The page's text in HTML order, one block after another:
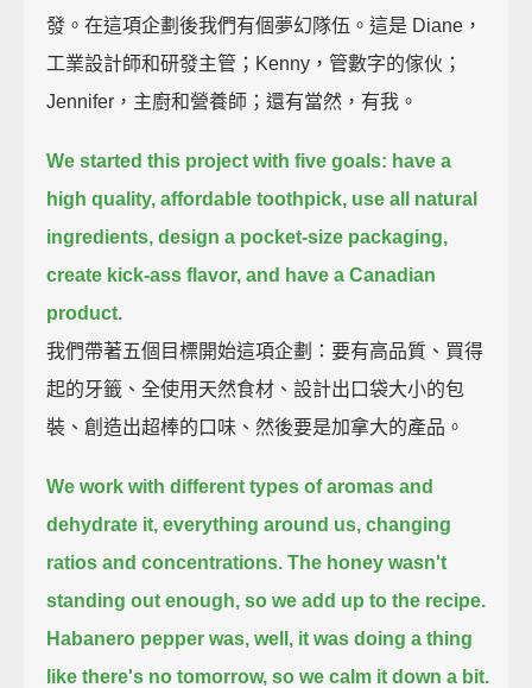
發。在這項企劃後我們有個夢幻隊伍。這是 Diane，
工業設計師和研發主管；Kenny，管數字的傢伙；
Jennifer，主廚和營養師；還有當然，有我。
We started this project with five goals: have a
high quality, affordable toothpick, use all natural
ingredients, design a pocket-size packaging,
create kick-ass flavor, and have a Canadian
product.
我們帶著五個目標開始這項企劃：要有高品質、買得
起的牙籤、全使用天然食材、設計出口袋大小的包
裝、創造出超棒的口味、然後要是加拿大的產品。
We work with different types of aromas and
dehydrate it, everything around us, changing
ratios and concentrations. The honey wasn't
standing out enough, so we add up to the recipe.
Habanero pepper was, well, it was doing a thing
like there's no tomorrow, so we calm it down a bit.